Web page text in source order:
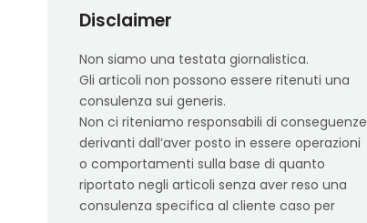
Disclaimer
Non siamo una testata giornalistica.
Gli articoli non possono essere ritenuti una
consulenza sui generis.
Non ci riteniamo responsabili di conseguenze
derivanti dall’aver posto in essere operazioni
o comportamenti sulla base di quanto
riportato negli articoli senza aver reso una
consulenza specifica al cliente caso per